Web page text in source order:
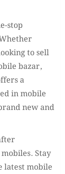
stop
to sell
bazar,
a
in mobile
new and
Stay
latest mobile